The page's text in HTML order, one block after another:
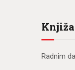
Radnim